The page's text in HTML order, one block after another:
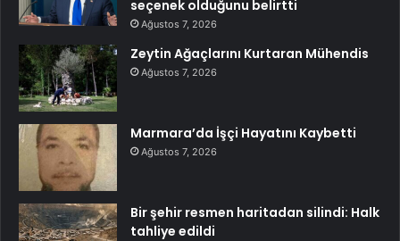
seçenek olduğunu belirtti
Ağustos 7, 2026
Zeytin Ağaçlarını Kurtaran Mühendis
Ağustos 7, 2026
Marmara’da İşçi Hayatını Kaybetti
Ağustos 7, 2026
Bir şehir resmen haritadan silindi: Halk
tahliye edildi